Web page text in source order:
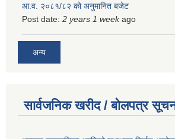
आ.व. २०८१/८२ को अनुमानित बजेट
Post date: 2 years 1 weekago
अन्य
सार्वजनिक खरीद / बोलपत्र